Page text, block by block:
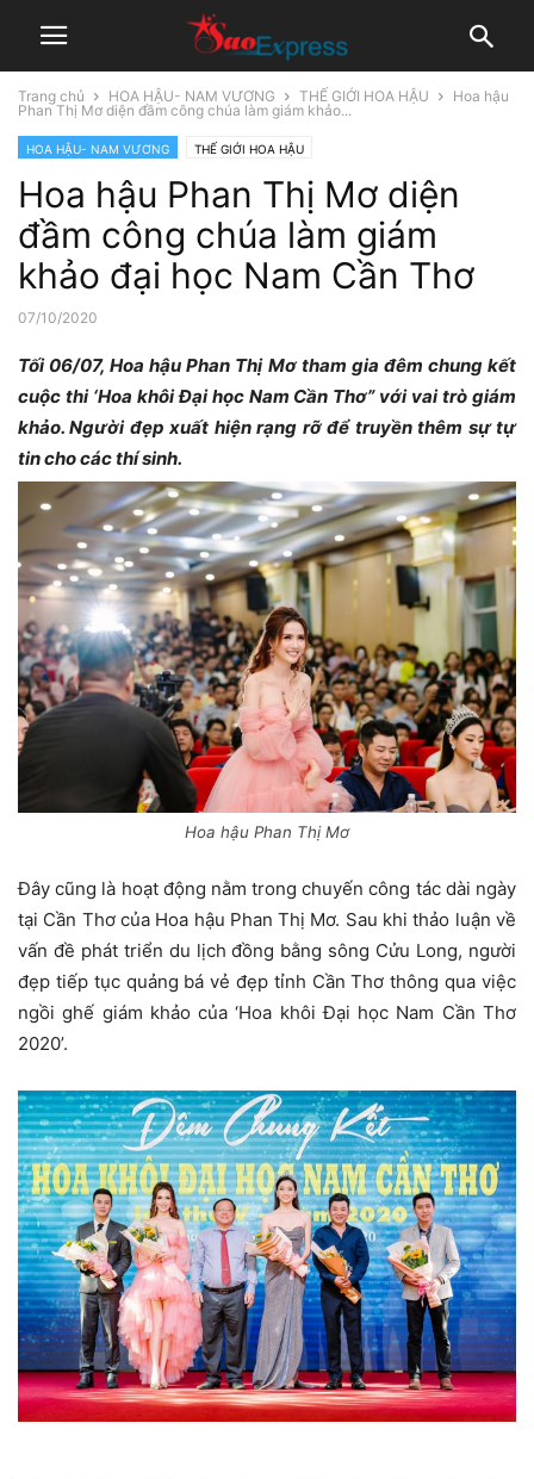
Trang chủ HOA HẬU- NAM VƯƠNG THẾ GIỚI HOA HẬU
Hoa hậu
Phan Thị Mơ diện đầm công chúa làm giám khảo...
HOA HẬU- NAM VƯƠNG THẾ GIỚI HOA HẬU
Hoa hậu Phan Thị Mơ diện
đầm công chúa làm giám
khảo đại học Nam Cần Thơ
07/10/2020
Tối 06/07, Hoa hậu Phan Thị Mơ tham gia đêm chung kết
cuộc thi ‘Hoa khôi Đại học Nam Cần Thơ” với vai trò giám
khảo. Người đẹp xuất hiện rạng rỡ để truyền thêm sự tự
tin cho các thí sinh.
Hoa hậu Phan Thị Mơ
Đây cũng là hoạt động nằm trong chuyến công tác dài ngày
tại Cần Thơ của Hoa hậu Phan Thị Mơ. Sau khi thảo luận về
vấn đề phát triển du lịch đồng bằng sông Cửu Long, người
đẹp tiếp tục quảng bá vẻ đẹp tỉnh Cần Thơ thông qua việc
ngồi ghế giám khảo của ‘Hoa khôi Đại học Nam Cần Thơ
2020’.